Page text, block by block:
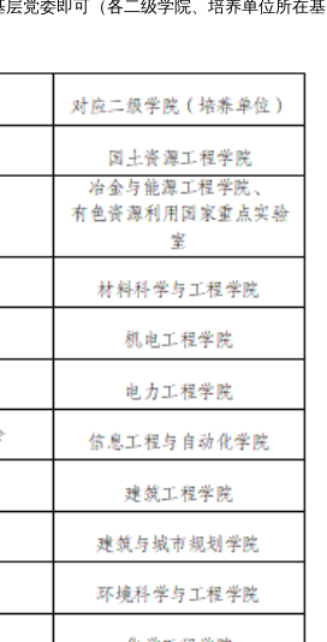
党委即可（各二级学院、培养单位所在基